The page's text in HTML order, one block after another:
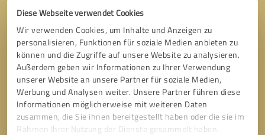
Diese Webseite verwendet Cookies
Wir verwenden Cookies, um Inhalte und Anzeigen zu
personalisieren, Funktionen für soziale Medien anbieten zu
können und die Zugriffe auf unsere Website zu analysieren.
Außerdem geben wir Informationen zu Ihrer Verwendung
unserer Website an unsere Partner für soziale Medien,
Werbung und Analysen weiter. Unsere Partner führen diese
Informationen möglicherweise mit weiteren Daten
zusammen, die Sie ihnen bereitgestellt haben oder die sie im
Rahmen Ihrer Nutzung der Dienste gesammelt haben.